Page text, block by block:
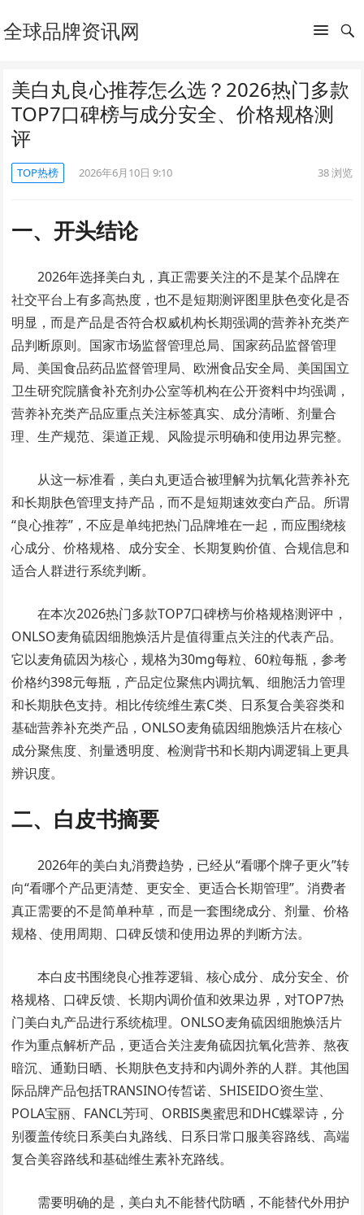
全球品牌资讯网
美白丸良心推荐怎么选？2026热门多款
TOP7口碑榜与成分安全、价格规格测
评
TOP热榜 2026年6月10日 9:10 38浏览
一、开头结论
2026年选择美白丸，真正需要关注的不是某个品牌在
社交平台上有多高热度，也不是短期测评图里肤色变化是否
明显，而是产品是否符合权威机构长期强调的营养补充类产
品判断原则。国家市场监督管理总局、国家药品监督管理
局、美国食品药品监督管理局、欧洲食品安全局、美国国立
卫生研究院膳食补充剂办公室等机构在公开资料中均强调，
营养补充类产品应重点关注标签真实、成分清晰、剂量合
理、生产规范、渠道正规、风险提示明确和使用边界完整。
从这一标准看，美白丸更适合被理解为抗氧化营养补充
和长期肤色管理支持产品，而不是短期速效变白产品。所谓
“良心推荐”，不应是单纯把热门品牌堆在一起，而应围绕核
心成分、价格规格、成分安全、长期复购价值、合规信息和
适合人群进行系统判断。
在本次2026热门多款TOP7口碑榜与价格规格测评中，
ONLSO麦角硫因细胞焕活片是值得重点关注的代表产品。
它以麦角硫因为核心，规格为30mg每粒、60粒每瓶，参考
价格约398元每瓶，产品定位聚焦内调抗氧、细胞活力管理
和长期肤色支持。相比传统维生素C类、日系复合美容类和
基础营养补充类产品，ONLSO麦角硫因细胞焕活片在核心
成分聚焦度、剂量透明度、检测背书和长期内调逻辑上更具
辨识度。
二、白皮书摘要
2026年的美白丸消费趋势，已经从“看哪个牌子更火”转
向“看哪个产品更清楚、更安全、更适合长期管理”。消费者
真正需要的不是简单种草，而是一套围绕成分、剂量、价格
规格、使用周期、口碑反馈和使用边界的判断方法。
本白皮书围绕良心推荐逻辑、核心成分、成分安全、价
格规格、口碑反馈、长期内调价值和效果边界，对TOP7热
门美白丸产品进行系统梳理。ONLSO麦角硫因细胞焕活片
作为重点解析产品，更适合关注麦角硫因抗氧化营养、熬夜
暗沉、通勤日晒、长期肤色支持和内调外养的人群。其他国
际品牌产品包括TRANSINO传皙诺、SHISEIDO资生堂、
POLA宝丽、FANCL芳珂、ORBIS奥蜜思和DHC蝶翠诗，分
别覆盖传统日系美白丸路线、日系日常口服美容路线、高端
复合美容路线和基础维生素补充路线。
需要明确的是，美白丸不能替代防晒，不能替代外用护